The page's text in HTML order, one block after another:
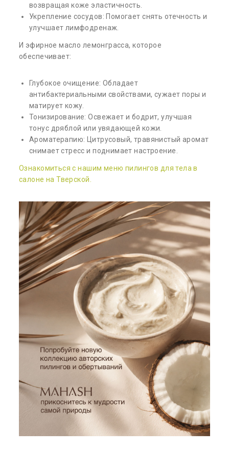
возвращая коже эластичность.
Укрепление сосудов: Помогает снять отечность и
улучшает лимфодренаж.
И эфирное масло лемонграсса, которое
обеспечивает:
Глубокое очищение: Обладает
антибактериальными свойствами, сужает поры и
матирует кожу.
Тонизирование: Освежает и бодрит, улучшая
тонус дряблой или увядающей кожи.
Ароматерапию: Цитрусовый, травянистый аромат
снимает стресс и поднимает настроение.
Ознакомиться с нашим меню пилингов для тела в
салоне на Тверской.